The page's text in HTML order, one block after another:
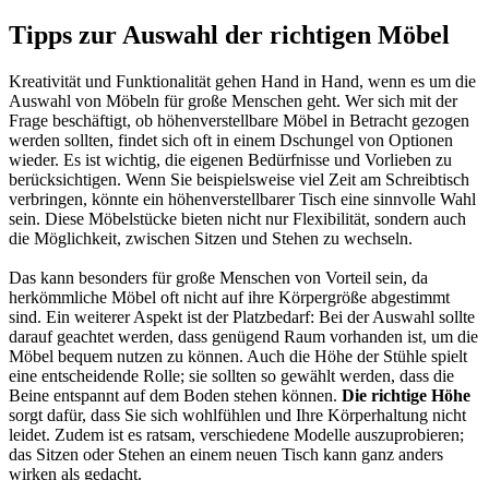
Tipps zur Auswahl der richtigen Möbel
Kreativität und Funktionalität gehen Hand in Hand, wenn es um die
Auswahl von Möbeln für große Menschen geht. Wer sich mit der
Frage beschäftigt, ob höhenverstellbare Möbel in Betracht gezogen
werden sollten, findet sich oft in einem Dschungel von Optionen
wieder. Es ist wichtig, die eigenen Bedürfnisse und Vorlieben zu
berücksichtigen. Wenn Sie beispielsweise viel Zeit am Schreibtisch
verbringen, könnte ein höhenverstellbarer Tisch eine sinnvolle Wahl
sein. Diese Möbelstücke bieten nicht nur Flexibilität, sondern auch
die Möglichkeit, zwischen Sitzen und Stehen zu wechseln.
Das kann besonders für große Menschen von Vorteil sein, da
herkömmliche Möbel oft nicht auf ihre Körpergröße abgestimmt
sind. Ein weiterer Aspekt ist der Platzbedarf: Bei der Auswahl sollte
darauf geachtet werden, dass genügend Raum vorhanden ist, um die
Möbel bequem nutzen zu können. Auch die Höhe der Stühle spielt
eine entscheidende Rolle; sie sollten so gewählt werden, dass die
Beine entspannt auf dem Boden stehen können. Die richtige Höhe
sorgt dafür, dass Sie sich wohlfühlen und Ihre Körperhaltung nicht
leidet. Zudem ist es ratsam, verschiedene Modelle auszuprobieren;
das Sitzen oder Stehen an einem neuen Tisch kann ganz anders
wirken als gedacht.